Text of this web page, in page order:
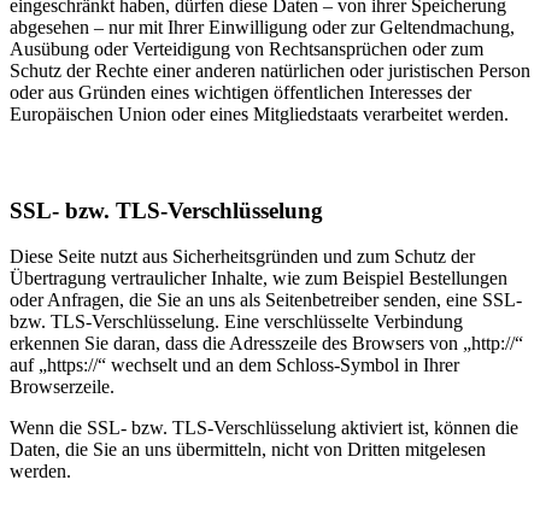
eingeschränkt haben, dürfen diese Daten – von ihrer Speicherung
abgesehen – nur mit Ihrer Einwilligung oder zur Geltendmachung,
Ausübung oder Verteidigung von Rechtsansprüchen oder zum
Schutz der Rechte einer anderen natürlichen oder juristischen Person
oder aus Gründen eines wichtigen öffentlichen Interesses der
Europäischen Union oder eines Mitgliedstaats verarbeitet werden.
SSL- bzw. TLS-Verschlüsselung
Diese Seite nutzt aus Sicherheitsgründen und zum Schutz der
Übertragung vertraulicher Inhalte, wie zum Beispiel Bestellungen
oder Anfragen, die Sie an uns als Seitenbetreiber senden, eine SSL-
bzw. TLS-Verschlüsselung. Eine verschlüsselte Verbindung
erkennen Sie daran, dass die Adresszeile des Browsers von „http://“
auf „https://“ wechselt und an dem Schloss-Symbol in Ihrer
Browserzeile.
Wenn die SSL- bzw. TLS-Verschlüsselung aktiviert ist, können die
Daten, die Sie an uns übermitteln, nicht von Dritten mitgelesen
werden.